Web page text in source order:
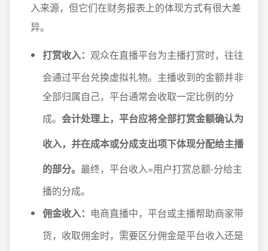
入来源，但它们在财务报表上的体现方式有很大差
异。
打赏收入： 观众在直播平台为主播打赏时，往往
会通过平台兑换虚拟礼物。主播收到的金额并非
全部归属自己，平台通常会收取一定比例的分
成。 会计处理上，平台应将全部打赏金额确认为
收入，并在成本或分成支出项下体现分配给主播
的部分。 最终，平台收入=用户打赏总额-分给主
播的分成。
佣金收入： 电商直播中，平台或主播帮助商家带
货，收取佣金时，需要区分佣金是平台收入还是